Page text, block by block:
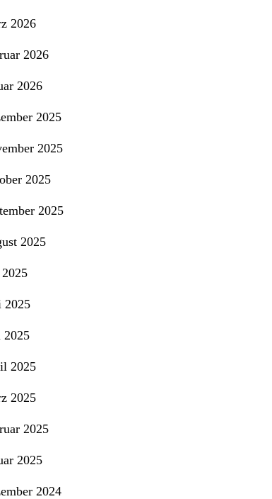
2026
2026
2026
2025
2025
2025
2025
2025
2025
2025
2025
2025
2025
2025
2024